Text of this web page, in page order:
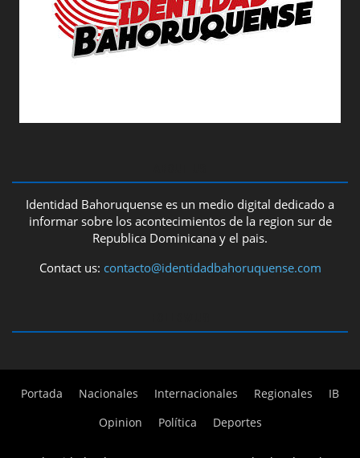
Identidad Bahoruquense es un medio digital dedicado a
informar sobre los acontecimientos de la region sur de
Republica Dominicana y el pais.
Contact us: contacto@identidadbahoruquense.com
Portada Nacionales Internacionales Regionales
IB
Opinion
Política Deportes